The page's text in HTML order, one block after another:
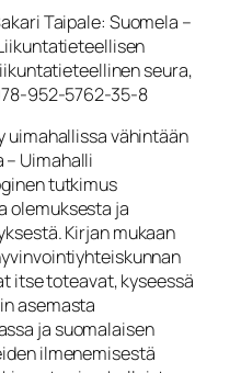
Taipale: Suomela –
seura,
952-5762-35-8
uimahallissa vähintään
– Uimahalli
tutkimus
olemuksesta ja
Kirjan mukaan
itse toteavat, kyseessä
asemasta
ja suomalaisen
ilmenemisestä